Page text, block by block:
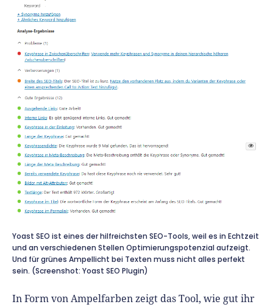
Yoast SEO ist eines der hilfreichsten SEO-Tools, weil es in Echtzeit
und an verschiedenen Stellen Optimierungspotenzial aufzeigt.
Und für grünes Ampellicht bei Texten muss nicht alles perfekt
sein. (Screenshot: Yoast SEO Plugin)
In Form von Ampelfarben zeigt das Tool, wie gut ihr